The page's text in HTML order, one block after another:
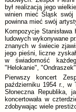
był realizacją jego
winien mieć Śląsk
powinna mieć swój
Kompozycje
ludowych wykonywane
znanych w świecie
jego pieśni, liczne
w świadomość
"Helokanie",
Pierwszy koncert
październiku 1954 r., w
Słoneczna Republika,
koncertowała w
zdobywając wiele